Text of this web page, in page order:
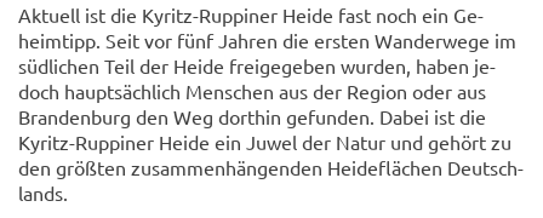
Ak­tu­ell ist die Kyritz-​Ruppiner Heide fast noch ein Ge­
heim­tipp. Seit vor fünf Jah­ren die ers­ten Wan­der­we­ge im
süd­li­chen Teil der Heide frei­ge­ge­ben wur­den, haben je­
doch haupt­säch­lich Men­schen aus der Re­gi­on oder aus
Bran­den­burg den Weg dort­hin ge­fun­den. Dabei ist die
Kyritz-​Ruppiner Heide ein Juwel der Natur und ge­hört zu
den größ­ten zu­sam­men­hän­gen­den Hei­de­flä­chen Deutsch­
lands.